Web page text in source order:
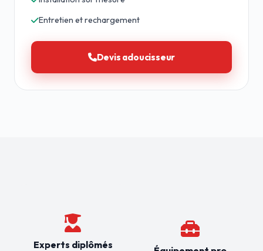
Entretien et rechargement
Devis adoucisseur
Experts diplômés